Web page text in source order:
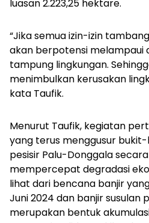
luasan 2.223,25 hektare.
“Jika semua izin-izin
akan berpotensi melampaui
tampung lingkungan.
menimbulkan kerusakan
kata Taufik.
Menurut Taufik, kegiatan
yang terus menggusur
pesisir Palu-Donggala
mempercepat degradasi
lihat dari bencana banjir
Juni 2024 dan banjir susulan
merupakan bentuk